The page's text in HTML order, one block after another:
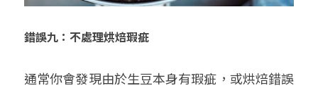
錯誤九：不處理烘焙瑕疵
通常你會發現由於生豆本身有瑕疵，或烘焙錯誤